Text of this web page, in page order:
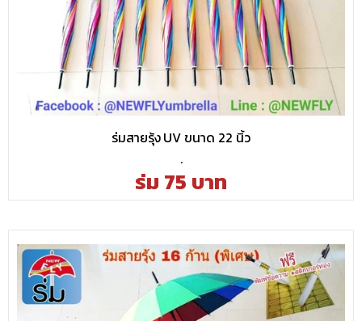
ร่มสายรุ้ง UV ขนาด 22 นิ้ว
.
ร่ม 75 บาท